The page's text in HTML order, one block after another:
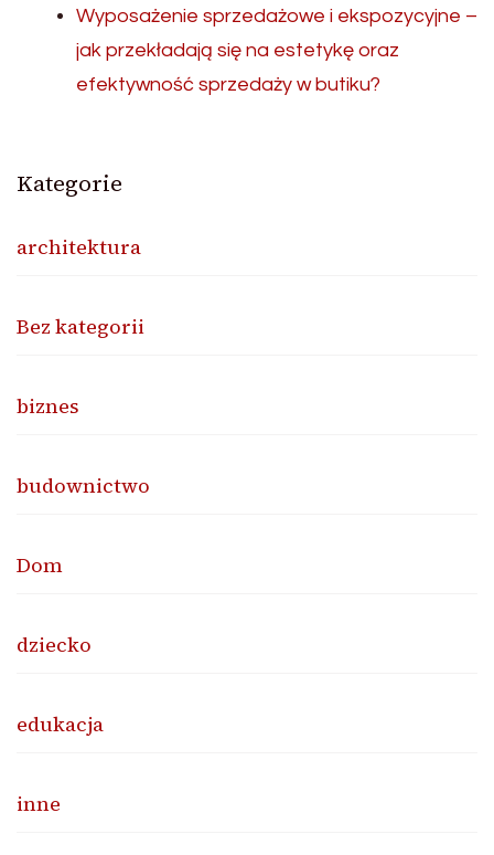
Wyposażenie sprzedażowe i ekspozycyjne –
jak przekładają się na estetykę oraz
efektywność sprzedaży w butiku?
Kategorie
architektura
Bez kategorii
biznes
budownictwo
Dom
dziecko
edukacja
inne